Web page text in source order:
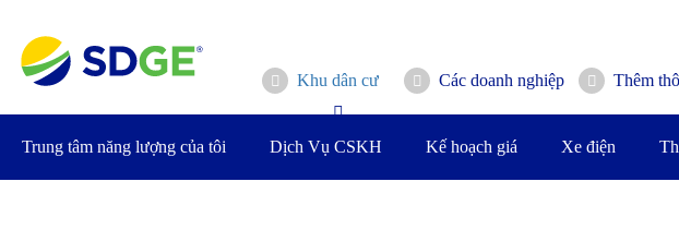
qua
nội
dung
chính
Khu dân cư Các doanh nghiệp Thêm
Trung tâm năng lượng của tôi Dịch Vụ CSKH Kế hoạch giá Xe điện